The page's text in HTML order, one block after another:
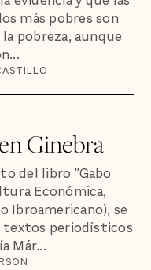
más pobres son
pobreza, aunque
Ginebra
del libro "Gabo
Económica,
Ibroamericano), se
textos periodísticos
Már...